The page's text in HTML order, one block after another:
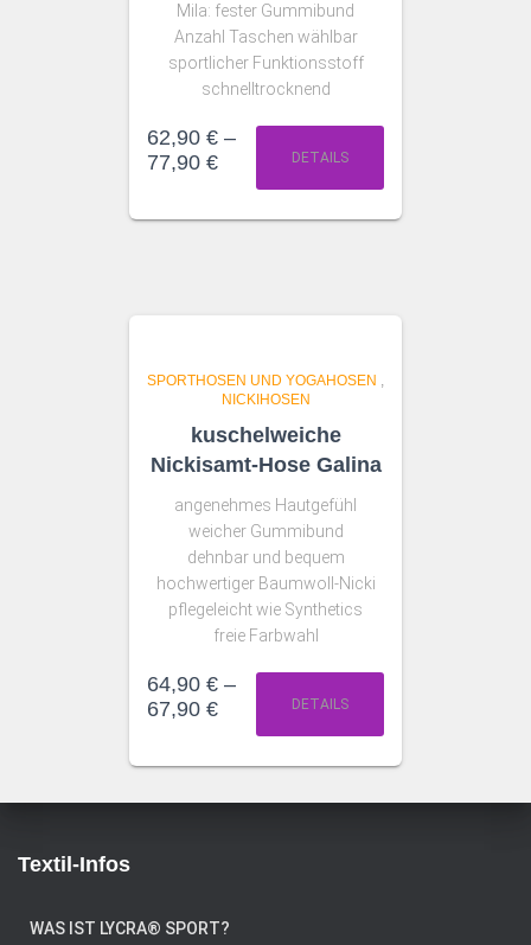
Mila: fester Gummibund
Anzahl Taschen wählbar
sportlicher Funktionsstoff
schnelltrocknend
62,90 € –
77,90 € DETAILS
SPORTHOSEN UND YOGAHOSEN ,
NICKIHOSEN
kuschelweiche
Nickisamt-Hose Galina
angenehmes Hautgefühl
weicher Gummibund
dehnbar und bequem
hochwertiger Baumwoll-Nicki
pflegeleicht wie Synthetics
freie Farbwahl
64,90 € –
67,90 € DETAILS
Textil-Infos
WAS IST LYCRA® SPORT?